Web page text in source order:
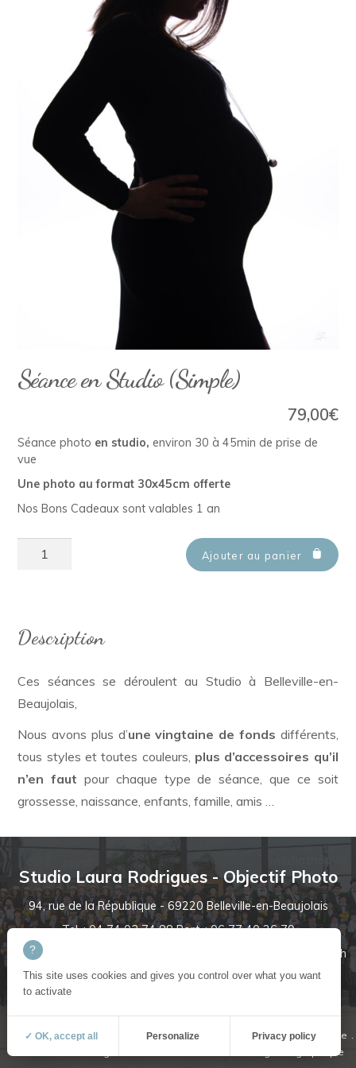
Séance en Studio (Simple)
79,00€
Séance photo en studio, environ 30 à 45min de prise de
vue
Une photo au format 30x45cm offerte
Nos Bons Cadeaux sont valables 1 an
quantité
Studio
Ajouter au panier
Description
Ces séances se déroulent au Studio à Belleville-en-
Beaujolais,
Nous avons plus d’une vingtaine de fonds différents,
tous styles et toutes couleurs, plus d’accessoires qu’il
n’en faut pour chaque type de séance, que ce soit
grossesse, naissance, enfants, famille, amis …
Studio Laura Rodrigues - Objectif Photo
94, rue de la République - 69220 Belleville-en-Beaujolais
Tel. : 04 74 03 74 88 Port. : 06 77 40 26 79
Horaires d'ouverture : du mardi au samedi 9h-12h / 13h30-19h
contact@laurarodrigues.fr
mentions légales politique de confidentialité et cookies
plan du site
création site internet emergence graphique
This site uses cookies and gives you control over what you want
to activate
✓ OK, accept all Personalize Privacy policy